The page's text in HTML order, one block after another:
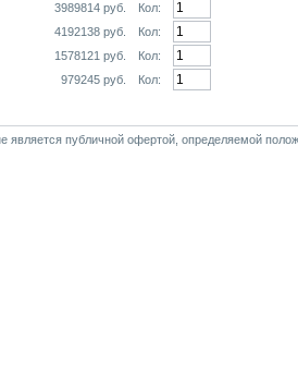
3989814 руб. Кол:
4192138 руб. Кол:
1578121 руб. Кол:
979245 руб. Кол:
публичной офертой, определяемой